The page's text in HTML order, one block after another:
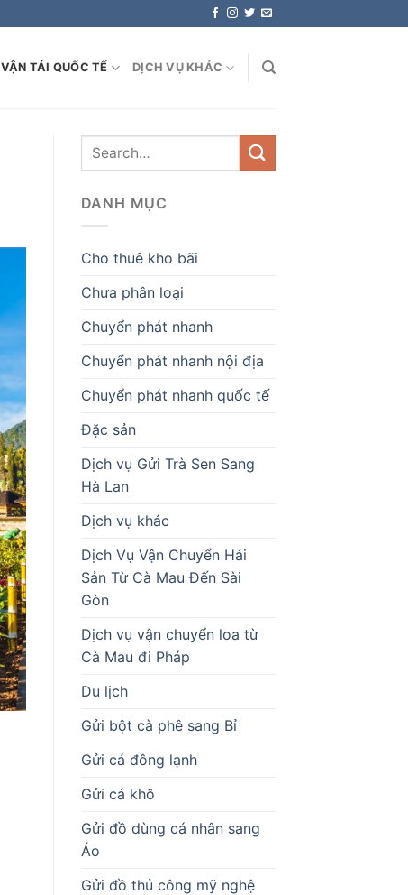
VẬN TẢI QUỐC TẾ DỊCH VỤ KHÁC
DANH MỤC
Cho thuê kho bãi
Chưa phân loại
Chuyển phát nhanh
Chuyển phát nhanh nội địa
Chuyển phát nhanh quốc tế
Đặc sản
Dịch vụ Gửi Trà Sen Sang
Hà Lan
Dịch vụ khác
Dịch Vụ Vận Chuyển Hải
Sản Từ Cà Mau Đến Sài
Gòn
Dịch vụ vận chuyển loa từ
Cà Mau đi Pháp
Du lịch
Gửi bột cà phê sang Bỉ
Gửi cá đông lạnh
Gửi cá khô
Gửi đồ dùng cá nhân sang
Áo
Gửi đồ thủ công mỹ nghệ